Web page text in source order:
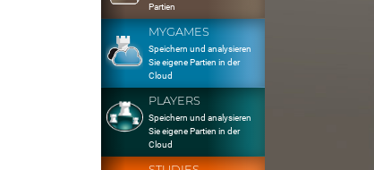
Partien
MYGAMES
Speichern und analysieren
Sie eigene Partien in der
Cloud
PLAYERS
Speichern und analysieren
Sie eigene Partien in der
Cloud